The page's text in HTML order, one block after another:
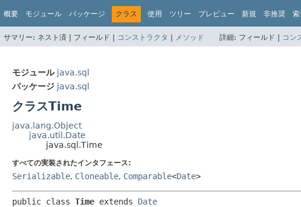
概要 モジュール パッケージ クラス 使用 ツリー プレビュー 新規 非推奨 索
サマリー: ネスト済 | フィールド | コンストラクタ | メソッド 詳細: フィールド | コン
モジュール java.sql
パッケージ java.sql
クラスTime
java.lang.Object
java.util.Date
java.sql.Time
すべての実装されたインタフェース:
Serializable, Cloneable, Comparable<Date>
public class Time extends Date